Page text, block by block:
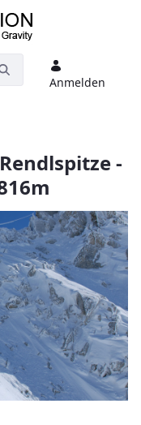
Anmelden
-